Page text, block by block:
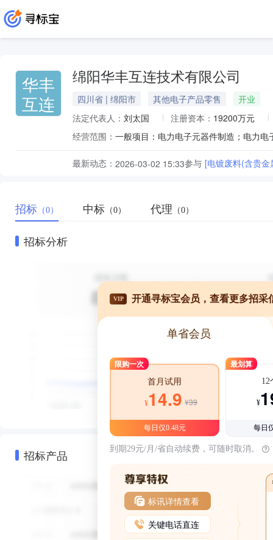
华丰
互连
绵阳华丰互连技术有限公司
四川省 | 绵阳市 其他电子产品零售
开业
法定代表人： 刘太国 注册资本： 19200万元
经营范围：
最新动态： 2026-03-02 15:33参与 [电镀废料(含贵
招标 （0） 中标 （0） 代理 （0）
招标分析
招标产品
VIP 开通寻标宝会员，查看更多招采
单省会员
限购一次
首月试用
¥14.9 ¥39
每日仅0.48元
最划算
12
¥
每日
到期29元/月/省自动续费，可随时取消。
标讯详情查看
关键电话直连